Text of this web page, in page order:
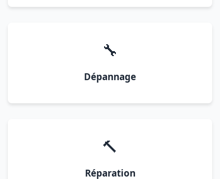
🔧
Dépannage
🔨
Réparation